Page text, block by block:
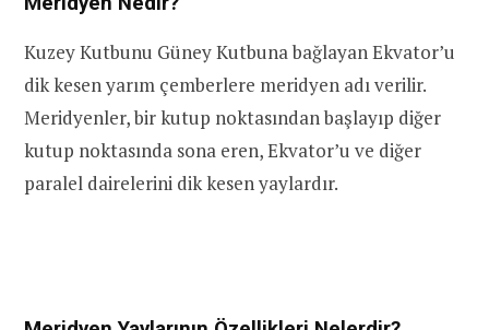
Kuzey Kutbunu Güney Kutbuna bağlayan Ekvator’u
dik kesen yarım çemberlere meridyen adı verilir.
Meridyenler, bir kutup noktasından başlayıp diğer
kutup noktasında sona eren, Ekvator’u ve diğer
paralel dairelerini dik kesen yaylardır.